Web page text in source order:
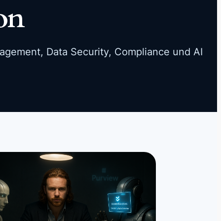
Data Security, Compliance und AI